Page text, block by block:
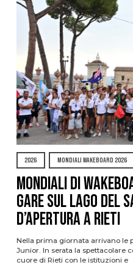
2026 MONDIALI WAKEBOARD 2026
Mondiali di
gare sul Lago del
d’apertura a Rieti
Nella prima giornata arrivano
Junior. In serata la spettacolare
cuore di Rieti con le istituzioni e